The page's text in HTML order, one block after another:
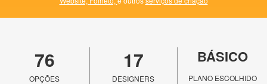
76
OPÇÕES
17
DESIGNERS
BÁSICO
PLANO ESCOLHIDO